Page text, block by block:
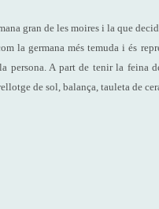
gran de les moires i la que
la germana més temuda i és
persona. A part de tenir la feina
de sol, balança, tauleta de